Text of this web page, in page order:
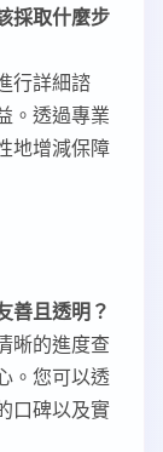
採取什麼步
行詳細諮
。透過專業
地增減保障
善且透明？
晰的進度查
。您可以透
口碑以及實